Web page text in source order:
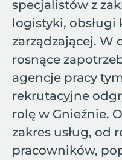
specjalistów z
logistyki, obsługi
zarządzającej. W
rosnące
agencje pracy
rekrutacyjne
rolę w Gnieźnie.
zakres usług, od
pracowników,